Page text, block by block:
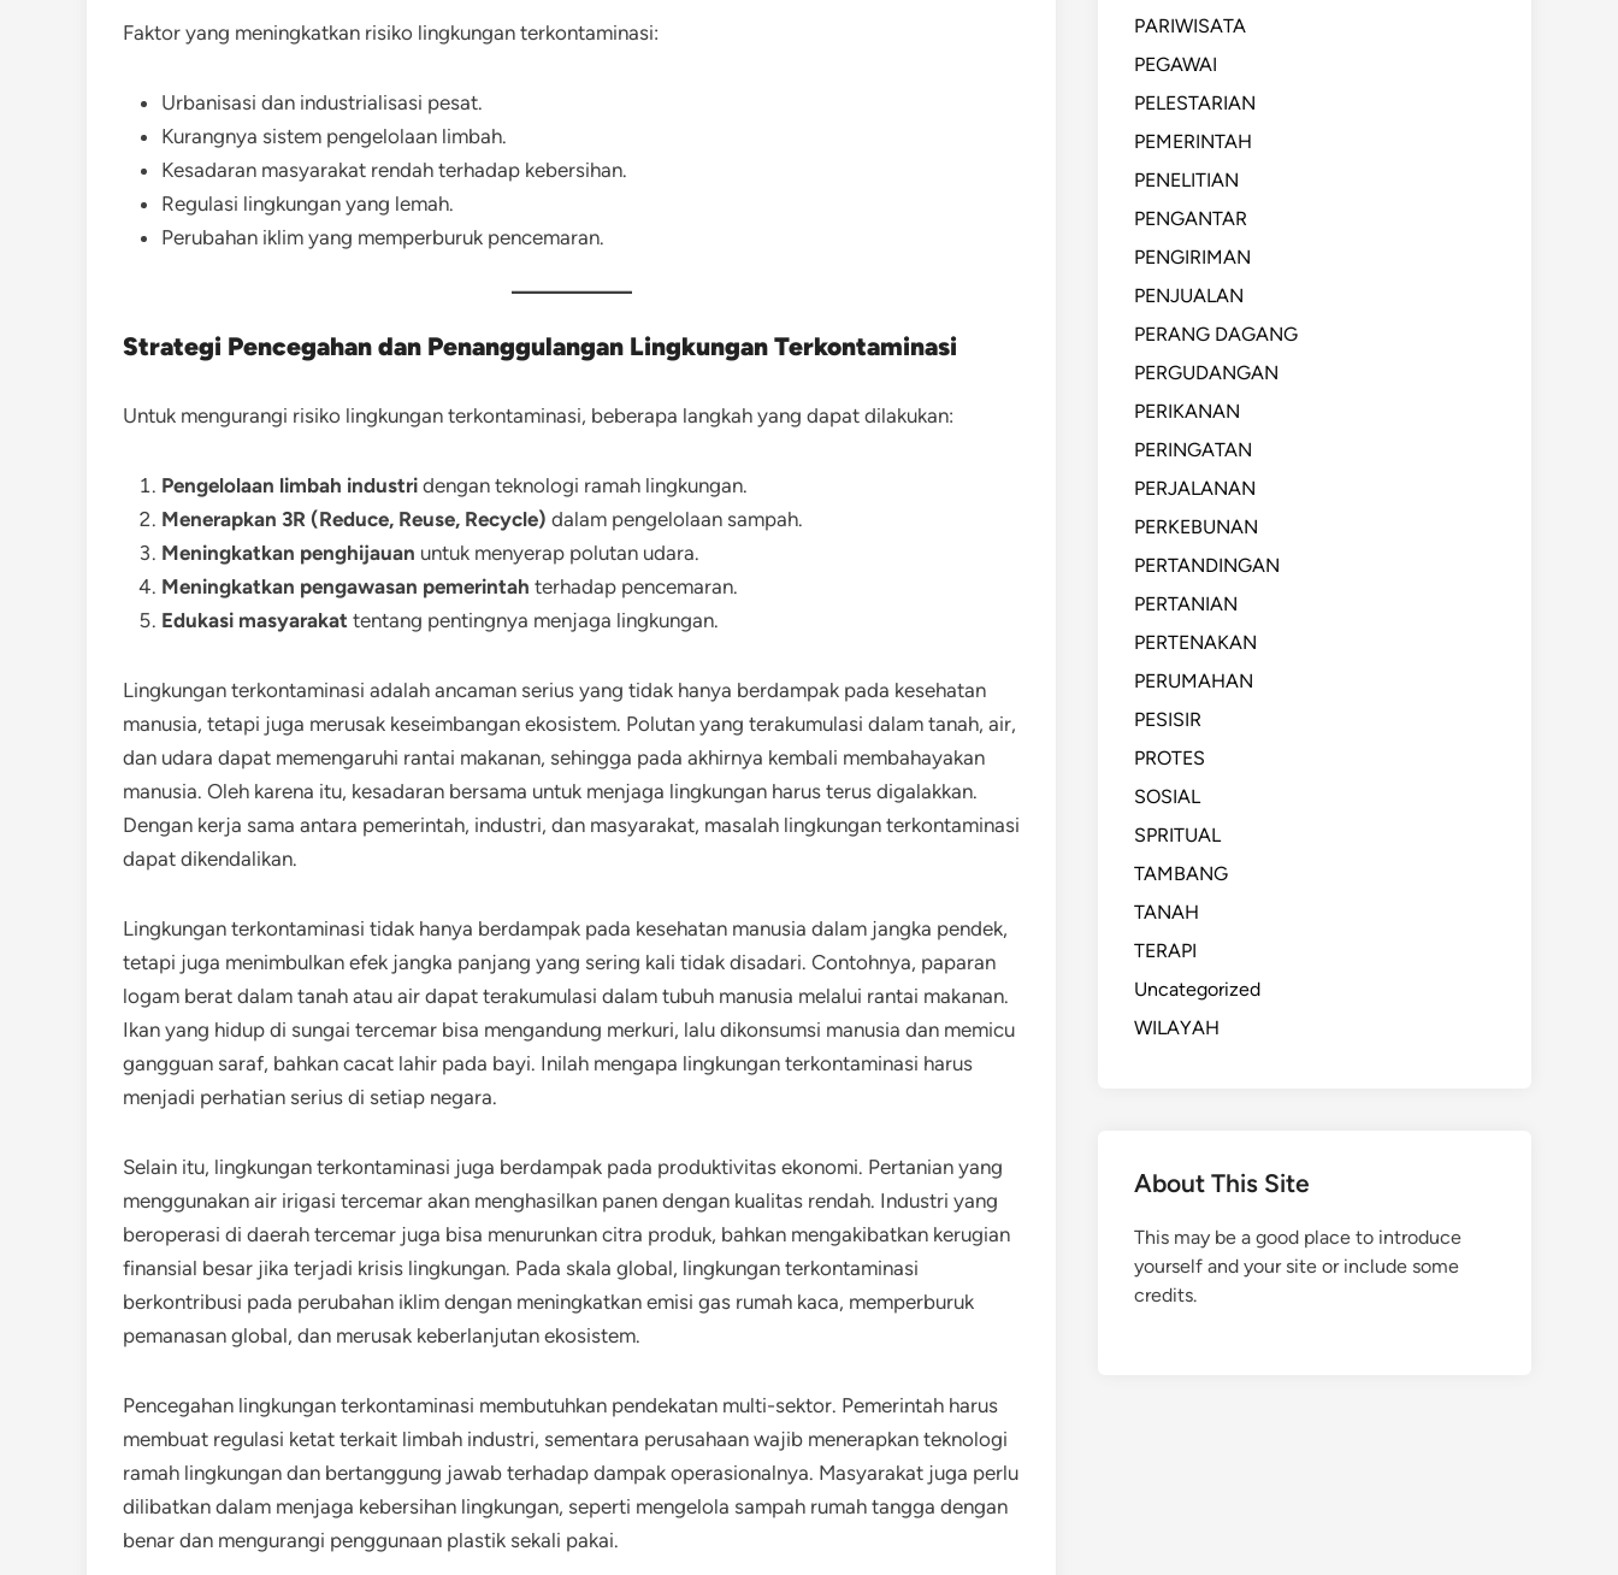
Faktor yang meningkatkan risiko lingkungan terkontaminasi:
Urbanisasi dan industrialisasi pesat.
Kurangnya sistem pengelolaan limbah.
Kesadaran masyarakat rendah terhadap kebersihan.
Regulasi lingkungan yang lemah.
Perubahan iklim yang memperburuk pencemaran.
Strategi Pencegahan dan Penanggulangan Lingkungan Terkontaminasi
Untuk mengurangi risiko lingkungan terkontaminasi, beberapa langkah yang dapat dilakukan:
Pengelolaan limbah industri dengan teknologi ramah lingkungan.
Menerapkan 3R (Reduce, Reuse, Recycle) dalam pengelolaan sampah.
Meningkatkan penghijauan untuk menyerap polutan udara.
Meningkatkan pengawasan pemerintah terhadap pencemaran.
Edukasi masyarakat tentang pentingnya menjaga lingkungan.
Lingkungan terkontaminasi adalah ancaman serius yang tidak hanya berdampak pada kesehatan
manusia, tetapi juga merusak keseimbangan ekosistem. Polutan yang terakumulasi dalam tanah, air,
dan udara dapat memengaruhi rantai makanan, sehingga pada akhirnya kembali membahayakan
manusia. Oleh karena itu, kesadaran bersama untuk menjaga lingkungan harus terus digalakkan.
Dengan kerja sama antara pemerintah, industri, dan masyarakat, masalah lingkungan terkontaminasi
dapat dikendalikan.
Lingkungan terkontaminasi tidak hanya berdampak pada kesehatan manusia dalam jangka pendek,
tetapi juga menimbulkan efek jangka panjang yang sering kali tidak disadari. Contohnya, paparan
logam berat dalam tanah atau air dapat terakumulasi dalam tubuh manusia melalui rantai makanan.
Ikan yang hidup di sungai tercemar bisa mengandung merkuri, lalu dikonsumsi manusia dan memicu
gangguan saraf, bahkan cacat lahir pada bayi. Inilah mengapa lingkungan terkontaminasi harus
menjadi perhatian serius di setiap negara.
Selain itu, lingkungan terkontaminasi juga berdampak pada produktivitas ekonomi. Pertanian yang
menggunakan air irigasi tercemar akan menghasilkan panen dengan kualitas rendah. Industri yang
beroperasi di daerah tercemar juga bisa menurunkan citra produk, bahkan mengakibatkan kerugian
finansial besar jika terjadi krisis lingkungan. Pada skala global, lingkungan terkontaminasi
berkontribusi pada perubahan iklim dengan meningkatkan emisi gas rumah kaca, memperburuk
pemanasan global, dan merusak keberlanjutan ekosistem.
Pencegahan lingkungan terkontaminasi membutuhkan pendekatan multi-sektor. Pemerintah harus
membuat regulasi ketat terkait limbah industri, sementara perusahaan wajib menerapkan teknologi
ramah lingkungan dan bertanggung jawab terhadap dampak operasionalnya. Masyarakat juga perlu
dilibatkan dalam menjaga kebersihan lingkungan, seperti mengelola sampah rumah tangga dengan
benar dan mengurangi penggunaan plastik sekali pakai.
PARIWISATA
PEGAWAI
PELESTARIAN
PEMERINTAH
PENELITIAN
PENGANTAR
PENGIRIMAN
PENJUALAN
PERANG DAGANG
PERGUDANGAN
PERIKANAN
PERINGATAN
PERJALANAN
PERKEBUNAN
PERTANDINGAN
PERTANIAN
PERTENAKAN
PERUMAHAN
PESISIR
PROTES
SOSIAL
SPRITUAL
TAMBANG
TANAH
TERAPI
Uncategorized
WILAYAH
About This Site
This may be a good place to introduce
yourself and your site or include some
credits.